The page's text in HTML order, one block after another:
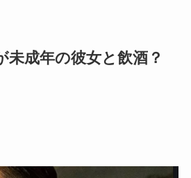
未成年の彼女と飲酒？